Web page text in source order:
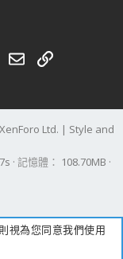
電子郵件
連結
Ltd. | Style and
記憶體 108.70MB
視為您同意我們使用